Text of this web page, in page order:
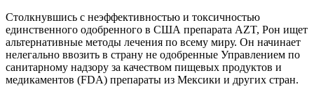
Столкнувшись с неэффективностью и токсичностью
единственного одобренного в США препарата AZT, Рон ищет
альтернативные методы лечения по всему миру. Он начинает
нелегально ввозить в страну не одобренные Управлением по
санитарному надзору за качеством пищевых продуктов и
медикаментов (FDA) препараты из Мексики и других стран.